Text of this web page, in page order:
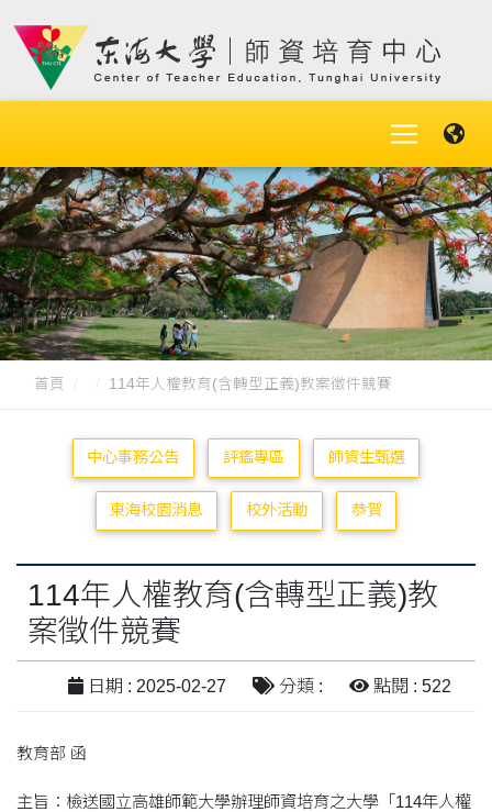
首頁 114年人權教育(含轉型正義)教案徵件競賽
中心事務公告 評鑑專區 師資生甄選
東海校園消息 校外活動 恭賀
114年人權教育(含轉型正義)教
案徵件競賽
日期 : 2025-02-27 分類 : 點閱 : 522
教育部 函
主旨：檢送國立高雄師範大學辦理師資培育之大學「114年人權